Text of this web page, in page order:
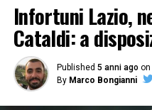
Infortuni Lazio,
Cataldi: a
Published 5 anni ago on
By Marco Bongianni